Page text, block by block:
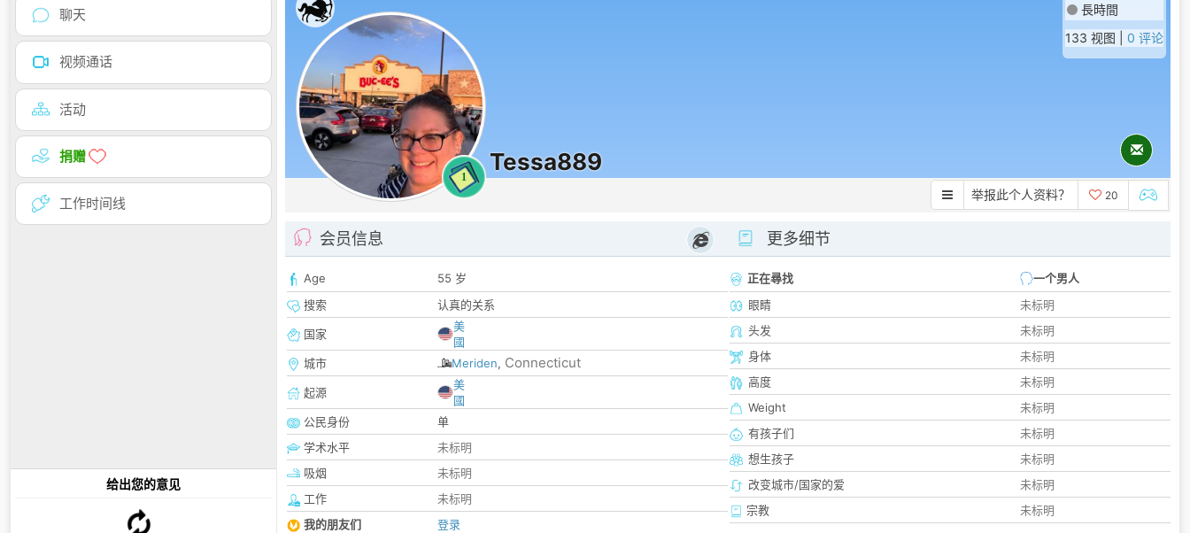
聊天
视频通话
活动
捐赠
工作时间线
给出您的意见
1
Tessa889
長時間
133 视图 | 0 评论
举报此个人资料？ 20
会员信息
Age
55 岁
搜索
认真的关系
国家
美
國
城市
Meriden, Connecticut
起源
美
國
公民身份
单
学术水平
未标明
吸烟
未标明
工作
未标明
我的朋友们
登录
更多细节
正在尋找
一个男人
眼睛
未标明
头发
未标明
身体
未标明
高度
未标明
Weight
未标明
有孩子们
未标明
想生孩子
未标明
改变城市/国家的爱
未标明
宗教
未标明